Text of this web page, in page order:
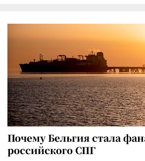
Почему Бельгия стала
российского СПГ